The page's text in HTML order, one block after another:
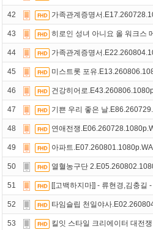
42 가족관계증명서
43 히로인 성녀 아니요 올 워크스
44 가족관계증명서
45 미스트롯 포유
46 건강히어로
47 기쁜 우리 좋은 날
48 연애전쟁
49 아파트
50 열혈농구단
51 [[고백하지마]] - 류현경,김충길
52 타임슬립 천일야사
53 킬잇 스타일 크리에이터 대전